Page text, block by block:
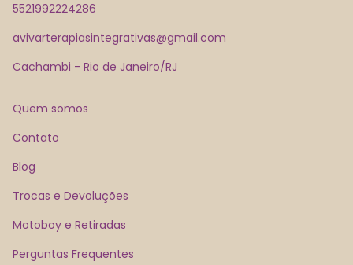
5521992224286
avivarterapiasintegrativas@gmail.com
Cachambi - Rio de Janeiro/RJ
Quem somos
Contato
Blog
Trocas e Devoluções
Motoboy e Retiradas
Perguntas Frequentes